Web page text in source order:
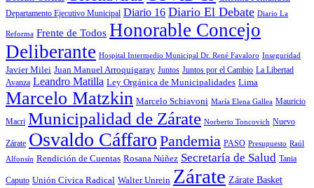
Departamento Ejecutivo Municipal Diario 16 Diario El Debate Diario La
Reforma Frente de Todos Honorable Concejo
Deliberante Hospital Intermedio Municipal Dr. René Favaloro Inseguridad
Javier Milei Juan Manuel Arroquigaray Juntos Juntos por el Cambio La Libertad
Avanza Leandro Matilla Ley Orgánica de Municipalidades Lima
Marcelo Matzkin Marcelo Schiavoni María Elena Gallea Mauricio
Macri Municipalidad de Zárate Norberto Toncovich Nuevo
Zárate Osvaldo Cáffaro Pandemia PASO Presupuesto Raúl
Alfonsín Rendición de Cuentas Rosana Núñez Secretaría de Salud Tania
Caputo Unión Cívica Radical Walter Unrein Zárate Zárate Basket